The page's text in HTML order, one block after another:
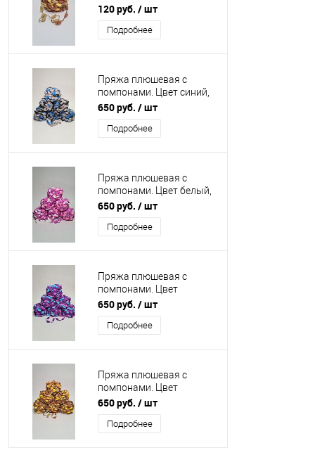
жёлтый, хаки,
коричневый
120 руб. / шт
Подробнее
Пряжа плюшевая с
помпонами. Цвет синий,
серый, черный Упаковка
6 шт.
650 руб. / шт
Подробнее
Пряжа плюшевая с
помпонами. Цвет белый,
розовый, малиновый
Упаковка 6 шт.
650 руб. / шт
Подробнее
Пряжа плюшевая с
помпонами. Цвет
голубой, розовый,
фиолетовый Упаковка 6
шт.
650 руб. / шт
Подробнее
Пряжа плюшевая с
помпонами. Цвет
жёлтый, хаки,
коричневый Упаковка 6
шт.
650 руб. / шт
Подробнее